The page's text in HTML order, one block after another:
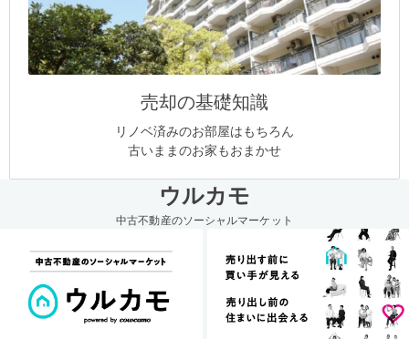
売却の基礎知識
リノベ済みのお部屋はもちろん
古いままのお家もおまかせ
ウルカモ
中古不動産のソーシャルマーケット